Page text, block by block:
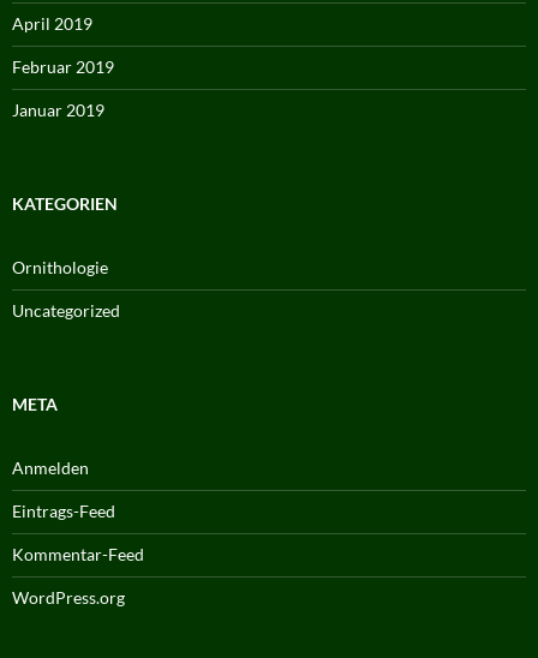
April 2019
Februar 2019
Januar 2019
KATEGORIEN
Ornithologie
Uncategorized
META
Anmelden
Eintrags-Feed
Kommentar-Feed
WordPress.org